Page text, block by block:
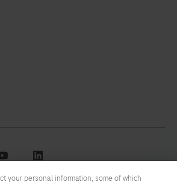
youtube
your personal information, some of which